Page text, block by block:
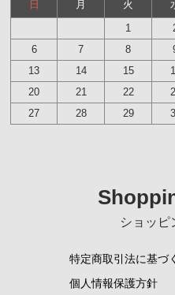
日 月 火
1
6
7 8
13
14 15
20
21 22
27
28 29
ショッピ
特定商取引法に基づ
個人情報保護方針